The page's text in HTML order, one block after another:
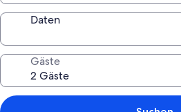
Daten
Gäste